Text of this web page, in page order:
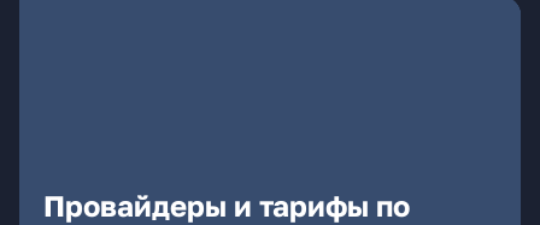
Провайдеры и тарифы по